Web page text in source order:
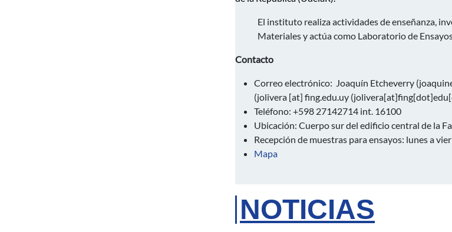
El instituto realiza actividades de enseñanza,
Materiales y actúa como Laboratorio de
Contacto
Correo electrónico: Joaquín Etcheverry (
(jolivera [at] fing.edu.uy
Teléfono: +598 27142714 int. 16100
Ubicación: Cuerpo sur del edificio central de la
Recepción de muestras para ensayos: lunes a
Mapa
NOTICIAS